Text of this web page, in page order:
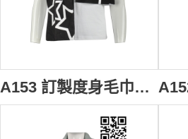
A153 訂製度身毛巾款式 設計LOGO毛巾款式 超細纖維 學校打氣 自訂毛巾款式 毛巾工廠 #30*110cm